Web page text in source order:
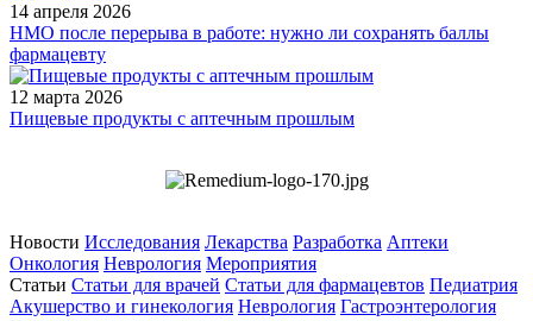
14 апреля 2026
НМО после перерыва в работе: нужно ли сохранять баллы
фармацевту
12 марта 2026
Пищевые продукты с аптечным прошлым
Новости Исследования Лекарства Разработка Аптеки
Онкология Неврология Мероприятия
Статьи Статьи для врачей Статьи для фармацевтов Педиатрия
Акушерство и гинекология Неврология Гастроэнтерология